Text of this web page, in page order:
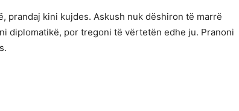
prandaj kini kujdes. Askush nuk dëshiron të marrë
diplomatikë, por tregoni të vërtetën edhe ju. Pranoni